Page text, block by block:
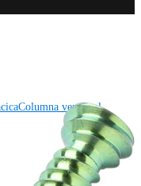
Columna vertebral